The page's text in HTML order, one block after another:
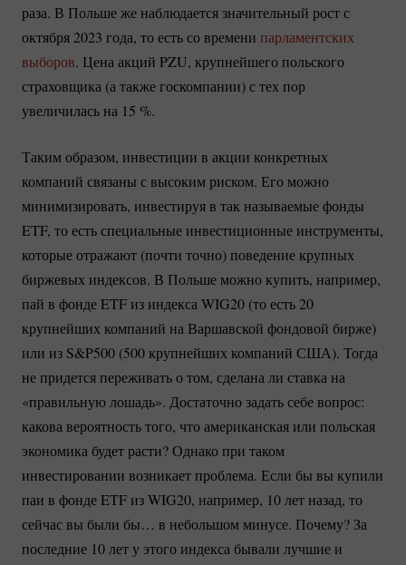
раза. В Польше же наблюдается значительный рост с
октября 2023 года, то есть со времени парламентских
выборов. Цена акций PZU, крупнейшего польского
страховщика (а также госкомпании) с тех пор
увеличилась на 15 %.
Таким образом, инвестиции в акции конкретных
компаний связаны с высоким риском. Его можно
минимизировать, инвестируя в так называемые фонды
ETF, то есть специальные инвестиционные инструменты,
которые отражают (почти точно) поведение крупных
биржевых индексов. В Польше можно купить, например,
пай в фонде ETF из индекса WIG20 (то есть 20
крупнейших компаний на Варшавской фондовой бирже)
или из S&P500 (500 крупнейших компаний США). Тогда
не придется переживать о том, сделана ли ставка на
«правильную лошадь». Достаточно задать себе вопрос:
какова вероятность того, что американская или польская
экономика будет расти? Однако при таком
инвестировании возникает проблема. Если бы вы купили
паи в фонде ETF из WIG20, например, 10 лет назад, то
сейчас вы были бы… в небольшом минусе. Почему? За
последние 10 лет у этого индекса бывали лучшие и